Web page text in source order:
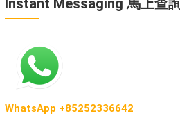
Instant Messaging 馬上查詢
WhatsApp +85252336642